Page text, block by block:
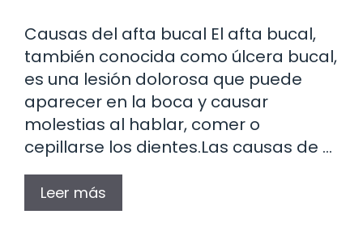
Causas del afta bucal El afta bucal,
también conocida como úlcera bucal,
es una lesión dolorosa que puede
aparecer en la boca y causar
molestias al hablar, comer o
cepillarse los dientes.Las causas de …
Leer más